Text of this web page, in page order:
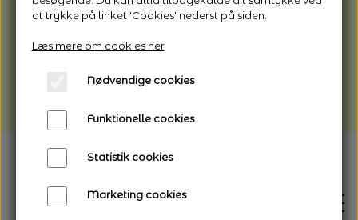
*Webshoppen er åben og sender hele
afhentning
Vi gør opmærksom på, at der kan være lidt
længere leveringstid
at trykke på linket 'Cookies' nederst på siden.
Læs mere om cookies her
Nødvendige cookies
Funktionelle cookies
Statistik cookies
Marketing cookies